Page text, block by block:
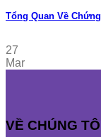
Tổng Quan Về
27
Mar
VỀ CHÚNG